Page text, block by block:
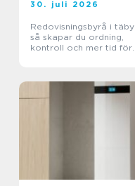
30. juli 2026
Redovisningsbyrå i täby
så skapar du ordning,
kontroll och mer tid för